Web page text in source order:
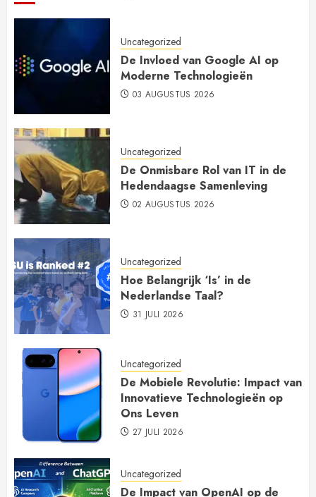
Uncategorized
De Invloed van Google AI op
Moderne Technologieën
03 AUGUSTUS 2026
Uncategorized
De Onmisbare Rol van IT in de
Hedendaagse Samenleving
02 AUGUSTUS 2026
Uncategorized
Hoe Belangrijk ‘Is’ in de
Nederlandse Taal?
31 JULI 2026
Uncategorized
De Mobiele Revolutie: Impact van
Innovatieve Technologieën op
Ons Leven
27 JULI 2026
Uncategorized
De Impact van OpenAI op de